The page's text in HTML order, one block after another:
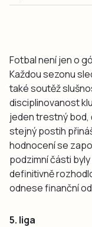
Fotbal není jen o
Každou sezonu
také soutěž
disciplinovanost
jeden trestný bod,
stejný postih
hodnocení se
podzimní části
definitivně
odnese finanční
5. liga